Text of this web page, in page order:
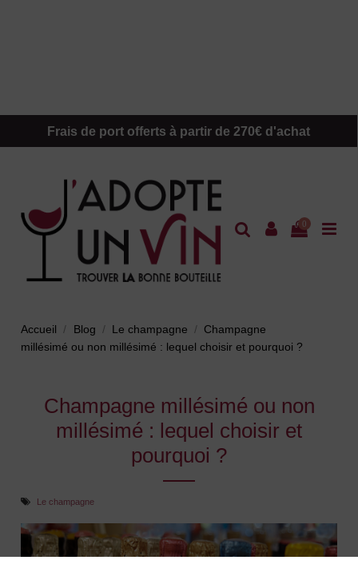
Frais de port offerts à partir de 270€ d'achat
0
Accueil Blog Le champagne
Champagne
millésimé ou non millésimé : lequel choisir et pourquoi ?
Champagne millésimé ou non
millésimé : lequel choisir et
pourquoi ?
Le champagne